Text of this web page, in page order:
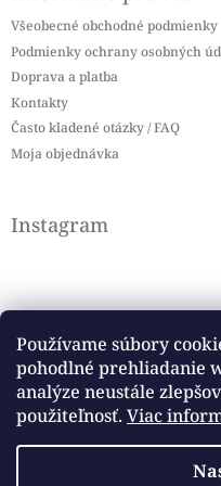
Používame súbory
pohodlné prehliadanie
analýze neustále
použiteľnosť. Viac
Všeobecné obchodné podmienky
Podmienky ochrany osobných
Doprava a platba
Kontakty
Často kladené otázky / FAQ
Moja objednávka
Instagram
Sledovať na
Facebook